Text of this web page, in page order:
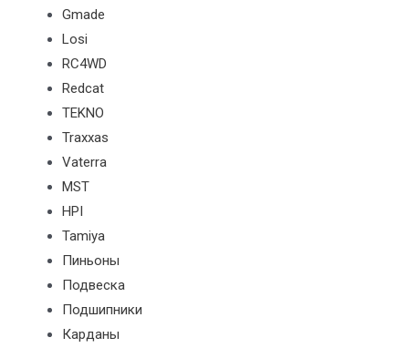
Gmade
Losi
RC4WD
Redcat
TEKNO
Traxxas
Vaterra
MST
HPI
Tamiya
Пиньоны
Подвеска
Подшипники
Карданы